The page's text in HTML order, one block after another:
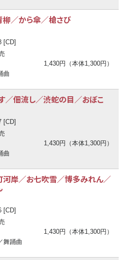
／から傘／槍さび
[CD]
1,430円（本体1,300円）
曲
／佃流し／渋蛇の目／おぼこ
[CD]
1,430円（本体1,300円）
曲
河岸／お七吹雪／博多みれん／
[CD]
1,430円（本体1,300円）
舞踊曲